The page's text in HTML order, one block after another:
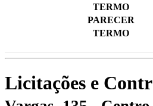
TERMO
PARECER
TERMO
Licitações e